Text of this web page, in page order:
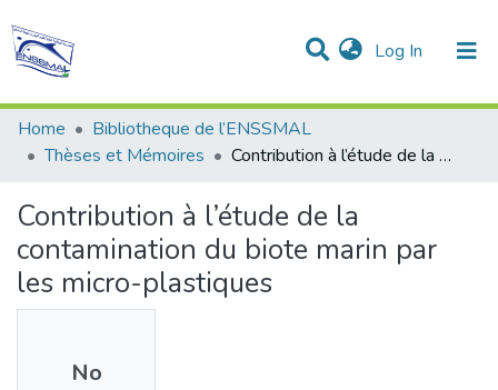
Log In (current)
Communities & Collections
Statistics
All of DSpace
Home
Bibliotheque de l’ENSSMAL
Thèses et Mémoires
Contribution à l’étude de la contamination du biote marin par les micro-plastiques
Contribution à l’étude de la
contamination du biote marin par
les micro-plastiques
No